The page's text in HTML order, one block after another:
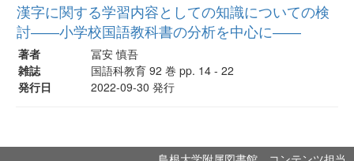
漢字に関する学習内容としての知識についての検
討――小学校国語教科書の分析を中心に――
著者
冨安 慎吾
雑誌
国語科教育 92 巻 pp. 14 - 22
発行日
2022-09-30 発行